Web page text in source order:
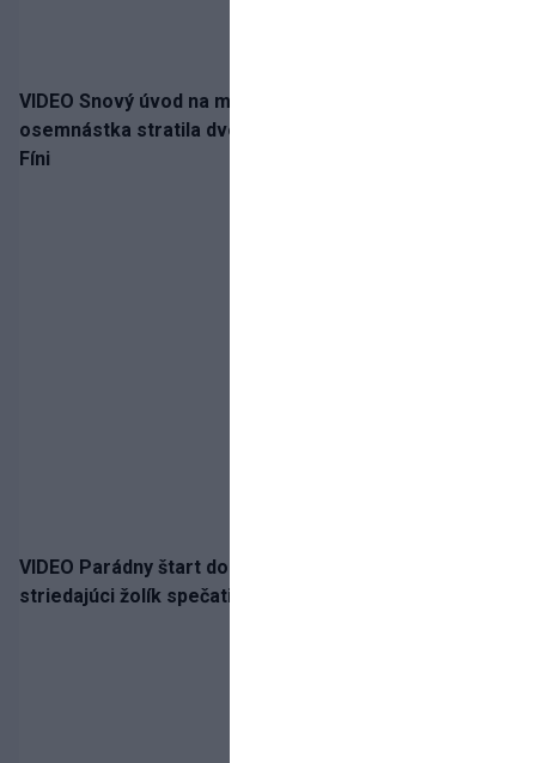
VIDEO Snový úvod na medailu nestačil: Slovenská
osemnástka stratila dvojgólový náskok a bronz berú
Fíni
VIDEO Parádny štart do sezóny!: Rýchlik Boženík ako
striedajúci žolík spečatil postup Stoke